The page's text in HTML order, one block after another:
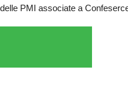
delle PMI associate a